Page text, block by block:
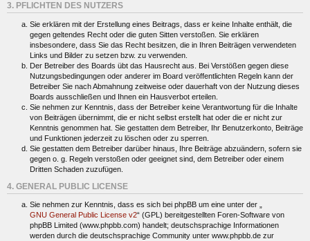
3. PFLICHTEN DES NUTZERS
Sie erklären mit der Erstellung eines Beitrags, dass er keine Inhalte enthält, die
gegen geltendes Recht oder die guten Sitten verstoßen. Sie erklären
insbesondere, dass Sie das Recht besitzen, die in Ihren Beiträgen verwendeten
Links und Bilder zu setzen bzw. zu verwenden.
Der Betreiber des Boards übt das Hausrecht aus. Bei Verstößen gegen diese
Nutzungsbedingungen oder anderer im Board veröffentlichten Regeln kann der
Betreiber Sie nach Abmahnung zeitweise oder dauerhaft von der Nutzung dieses
Boards ausschließen und Ihnen ein Hausverbot erteilen.
Sie nehmen zur Kenntnis, dass der Betreiber keine Verantwortung für die Inhalte
von Beiträgen übernimmt, die er nicht selbst erstellt hat oder die er nicht zur
Kenntnis genommen hat. Sie gestatten dem Betreiber, Ihr Benutzerkonto, Beiträge
und Funktionen jederzeit zu löschen oder zu sperren.
Sie gestatten dem Betreiber darüber hinaus, Ihre Beiträge abzuändern, sofern sie
gegen o. g. Regeln verstoßen oder geeignet sind, dem Betreiber oder einem
Dritten Schaden zuzufügen.
4. GENERAL PUBLIC LICENSE
Sie nehmen zur Kenntnis, dass es sich bei phpBB um eine unter der „
GNU General Public License v2“ (GPL) bereitgestellten Foren-Software von
phpBB Limited (www.phpbb.com) handelt; deutschsprachige Informationen
werden durch die deutschsprachige Community unter www.phpbb.de zur